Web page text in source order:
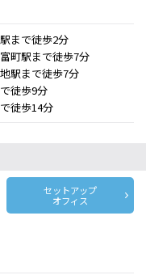
まで徒歩2分
町駅まで徒歩7分
駅まで徒歩7分
徒歩9分
徒歩14分
セットアップ
オフィス